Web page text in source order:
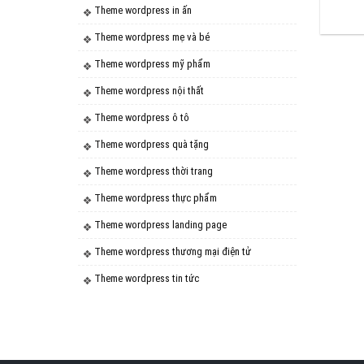
Theme wordpress in ấn
Theme wordpress mẹ và bé
Theme wordpress mỹ phẩm
Theme wordpress nội thất
Theme wordpress ô tô
Theme wordpress quà tặng
Theme wordpress thời trang
Theme wordpress thực phẩm
Theme wordpress landing page
Theme wordpress thương mại điện tử
Theme wordpress tin tức